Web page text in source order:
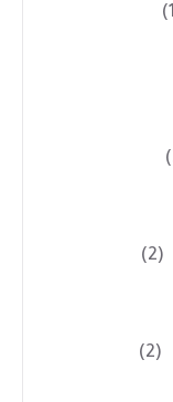
(2)
(2)